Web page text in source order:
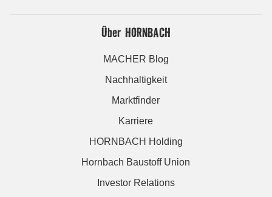
Über HORNBACH
MACHER Blog
Nachhaltigkeit
Marktfinder
Karriere
HORNBACH Holding
Hornbach Baustoff Union
Investor Relations